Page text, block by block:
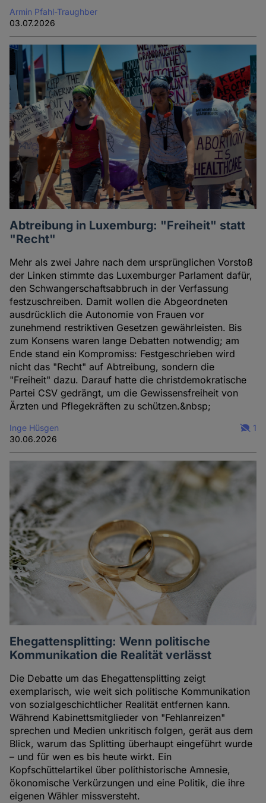
Armin Pfahl-Traughber
03.07.2026
Abtreibung in Luxemburg: "Freiheit" statt
"Recht"
Mehr als zwei Jahre nach dem ursprünglichen Vorstoß
der Linken stimmte das Luxemburger Parlament dafür,
den Schwangerschaftsabbruch in der Verfassung
festzuschreiben. Damit wollen die Abgeordneten
ausdrücklich die Autonomie von Frauen vor
zunehmend restriktiven Gesetzen gewährleisten. Bis
zum Konsens waren lange Debatten notwendig; am
Ende stand ein Kompromiss: Festgeschrieben wird
nicht das "Recht" auf Abtreibung, sondern die
"Freiheit" dazu. Darauf hatte die christdemokratische
Partei CSV gedrängt, um die Gewissensfreiheit von
Ärzten und Pflegekräften zu schützen.&nbsp;
Inge Hüsgen
30.06.2026
1
Ehegattensplitting: Wenn politische
Kommunikation die Realität verlässt
Die Debatte um das Ehegattensplitting zeigt
exemplarisch, wie weit sich politische Kommunikation
von sozialgeschichtlicher Realität entfernen kann.
Während Kabinettsmitglieder von "Fehlanreizen"
sprechen und Medien unkritisch folgen, gerät aus dem
Blick, warum das Splitting überhaupt eingeführt wurde
– und für wen es bis heute wirkt. Ein
Kopfschüttelartikel über polithistorische Amnesie,
ökonomische Verkürzungen und eine Politik, die ihre
eigenen Wähler missversteht.